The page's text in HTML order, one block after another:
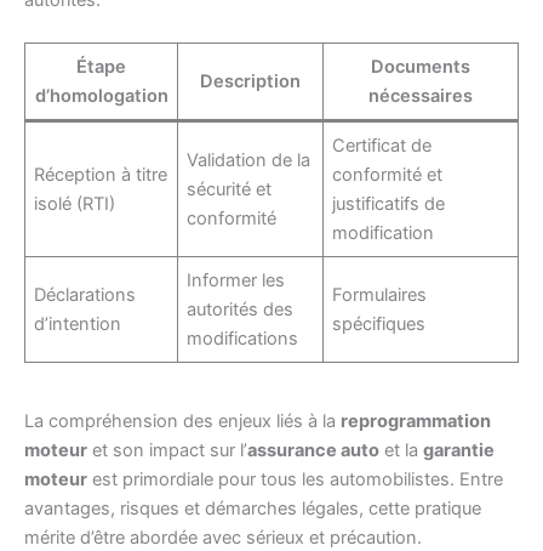
Étape
d’homologation
Description
Documents
nécessaires
Réception à titre
isolé (RTI)
Validation de la
sécurité et
conformité
Certificat de
conformité et
justificatifs de
modification
Déclarations
d’intention
Informer les
autorités des
modifications
Formulaires
spécifiques
La compréhension des enjeux liés à la reprogrammation
moteur et son impact sur l’assurance auto et la garantie
moteur est primordiale pour tous les automobilistes. Entre
avantages, risques et démarches légales, cette pratique
mérite d’être abordée avec sérieux et précaution.